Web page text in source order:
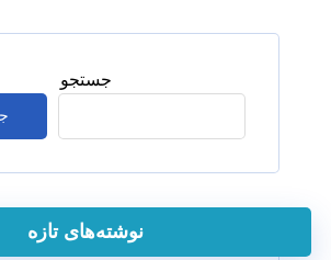
جستجو
نوشته‌های تازه